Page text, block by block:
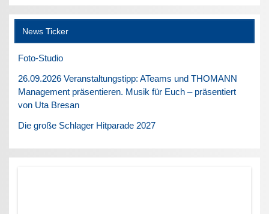
News Ticker
Foto-Studio
26.09.2026 Veranstaltungstipp: ATeams und THOMANN
Management präsentieren. Musik für Euch – präsentiert
von Uta Bresan
Die große Schlager Hitparade 2027